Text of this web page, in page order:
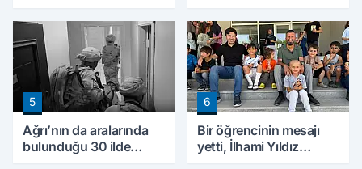
ilgi görüyor
5
Ağrı’nın da aralarında
bulunduğu 30 ilde
6
Bir öğrencinin mesajı
yetti, İlhami Yıldız